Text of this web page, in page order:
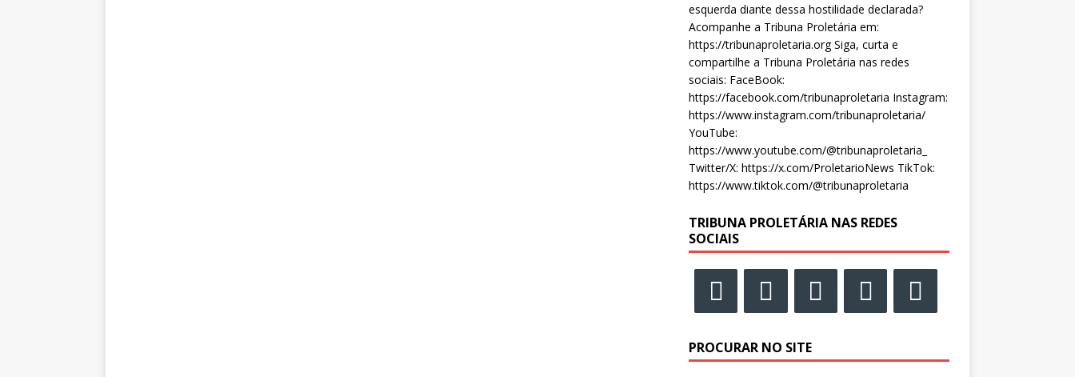
esquerda diante dessa hostilidade declarada?
Acompanhe a Tribuna Proletária em:
https://tribunaproletaria.org Siga, curta e
compartilhe a Tribuna Proletária nas redes
sociais: FaceBook:
https://facebook.com/tribunaproletaria Instagram:
https://www.instagram.com/tribunaproletaria/
YouTube:
https://www.youtube.com/@tribunaproletaria_
Twitter/X: https://x.com/ProletarioNews TikTok:
https://www.tiktok.com/@tribunaproletaria
TRIBUNA PROLETÁRIA NAS REDES
SOCIAIS
PROCURAR NO SITE